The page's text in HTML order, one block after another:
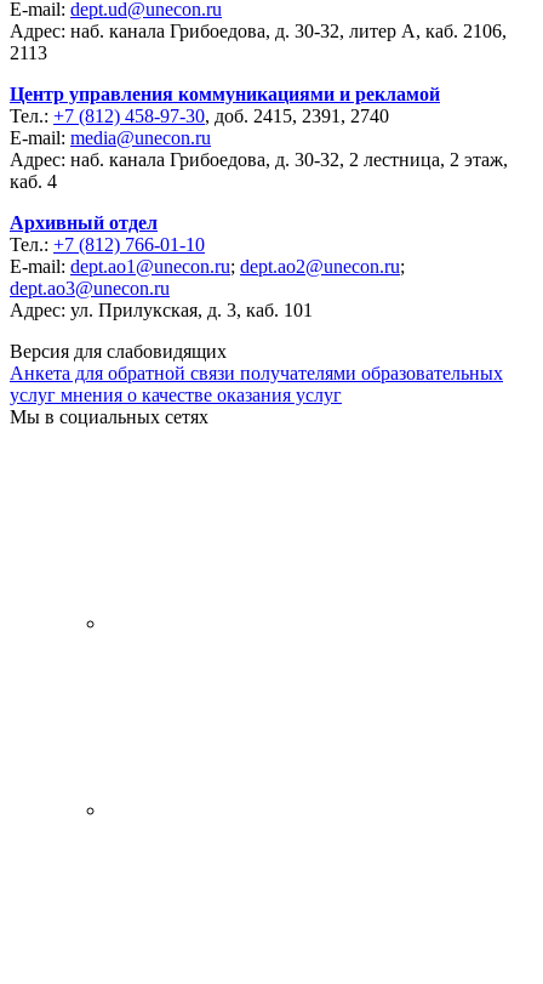
E-mail: dept.ud@unecon.ru
Адрес: наб. канала Грибоедова, д. 30-32, литер А, каб. 2106,
2113
Центр управления коммуникациями и рекламой
Тел.: +7 (812) 458-97-30, доб. 2415, 2391, 2740
E-mail: media@unecon.ru
Адрес: наб. канала Грибоедова, д. 30-32, 2 лестница, 2 этаж,
каб. 4
Архивный отдел
Тел.: +7 (812) 766-01-10
E-mail: dept.ao1@unecon.ru; dept.ao2@unecon.ru;
dept.ao3@unecon.ru
Адрес: ул. Прилукская, д. 3, каб. 101
Версия для слабовидящих
Анкета для обратной связи получателями образовательных
услуг мнения о качестве оказания услуг
Мы в социальных сетях